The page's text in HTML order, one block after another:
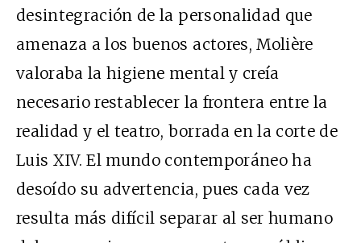
desintegración de la personalidad que
amenaza a los buenos actores, Molière
valoraba la higiene mental y creía
necesario restablecer la frontera entre la
realidad y el teatro, borrada en la corte de
Luis XIV. El mundo contemporáneo ha
desoído su advertencia, pues cada vez
resulta más difícil separar al ser humano